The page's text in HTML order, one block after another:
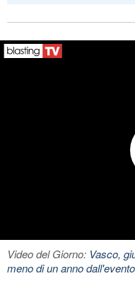
Video del Giorno: Vasco,
meno di un anno dall'evento